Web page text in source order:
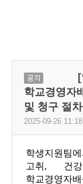
공지
학교경영자
및 청구 절
2025-09-26
학생지원팀
고취, 건
학교경영자